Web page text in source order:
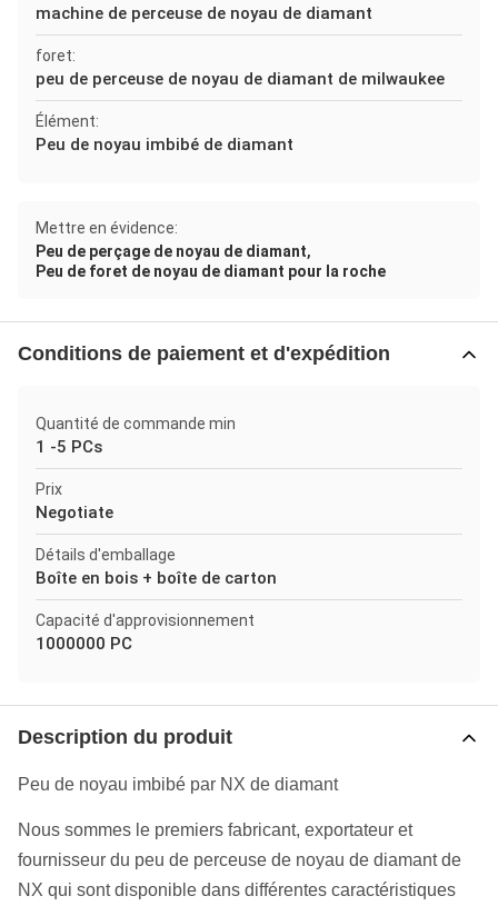
machine de perceuse de noyau de diamant
foret:
peu de perceuse de noyau de diamant de milwaukee
Élément:
Peu de noyau imbibé de diamant
Mettre en évidence:
Peu de perçage de noyau de diamant,
Peu de foret de noyau de diamant pour la roche
Conditions de paiement et d'expédition
Quantité de commande min
1 -5 PCs
Prix
Negotiate
Détails d'emballage
Boîte en bois + boîte de carton
Capacité d'approvisionnement
1000000 PC
Description du produit
Peu de noyau imbibé par NX de diamant
Nous sommes le premiers fabricant, exportateur et
fournisseur du peu de perceuse de noyau de diamant de
NX qui sont disponible dans différentes caractéristiques